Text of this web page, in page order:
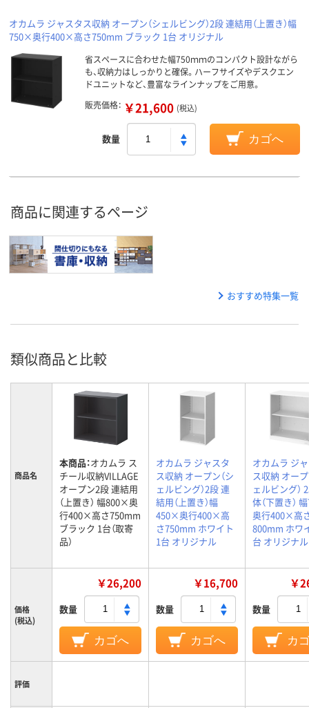
オカムラ ジャスタス収納 オープン（シェルビング）2段 連結用（上置き）幅
750×奥行400×高さ750mm ブラック 1台 オリジナル
省スペースに合わせた幅750ｍｍのコンパクト設計ながら
も、収納力はしっかりと確保。ハーフサイズやデスクエン
ドユニットなど、豊富なラインナップをご用意。
販売価格： ￥21,600 (税込)
数量 カゴへ
商品に関連するページ
おすすめ特集一覧
類似商品と比較
商品名
本商品：オカムラ ス
チール収納VILLAGE
オープン2段 連結用
（上置き） 幅800×奥
行400×高さ750mm
ブラック 1台（取寄
品）
オカムラ ジャスタ
ス収納 オープン（シ
ェルビング）2段 連
結用（上置き）幅
450×奥行400×高
さ750mm ホワイト
1台 オリジナル
オカムラ ジ
ス収納 オープ
ェルビング）
体（下置き）
奥行400×高
800mm ホワ
台 オリジナル
価格
(税込)
￥26,200
数量
カゴへ
￥16,700
数量
カゴへ
￥
数量
カ
評価